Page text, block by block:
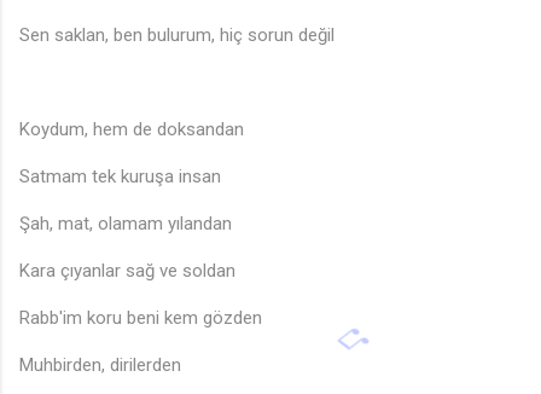
Sen saklan, ben bulurum, hiç sorun değil
Koydum, hem de doksandan
Satmam tek kuruşa insan
Şah, mat, olamam yılandan
Kara çıyanlar sağ ve soldan
Rabb'im koru beni kem gözden
Muhbirden, dirilerden